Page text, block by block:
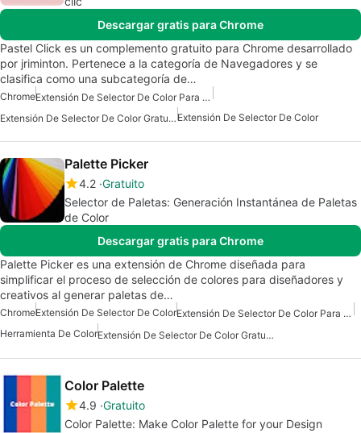
Descargar gratis para Chrome
Pastel Click es un complemento gratuito para Chrome desarrollado
por jriminton. Pertenece a la categoría de Navegadores y se
clasifica como una subcategoría de…
Chrome
Extensión De Selector De Color Para Chrome
Extensión De Selector De Color Gratuita Extensión De Selector De Color
Palette Picker
4.2 Gratuito
Selector de Paletas: Generación Instantánea de Paletas
de Color
Descargar gratis para Chrome
Palette Picker es una extensión de Chrome diseñada para
simplificar el proceso de selección de colores para diseñadores y
creativos al generar paletas de…
ChromeExtensión De Selector De Color
Extensión De Selector De Color Para Chrome
Herramienta De Color
Extensión De Selector De Color Gratuita
Color Palette
4.9 Gratuito
Color Palette: Make Color Palette for your Design